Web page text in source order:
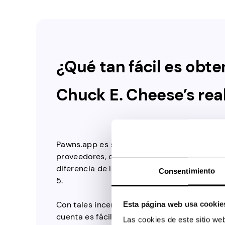
Consentimiento
Esta página web usa
Las cookies de este sitio
¿Qué tan fácil es
Chuck E. Cheese’s
Pawns.app es simplemente el mejor. Todo
proveedores, ofrecemos un buen incentivo,
diferencia de la mayoría de los
5.
Con tales incentivos, no hay absolutamente
cuenta es fácil; Tienes que descargar la